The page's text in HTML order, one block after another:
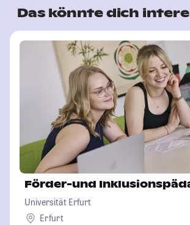
Das könnte dich
Förder-und
Universität Erfurt
Erfurt